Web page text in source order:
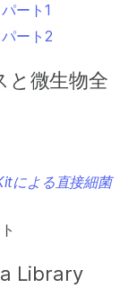
ート1
ート2
と微生物全
による直接細菌
Library